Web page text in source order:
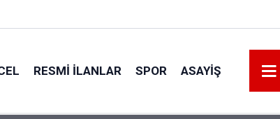
RESMI İLANLAR SPOR ASAYIŞ